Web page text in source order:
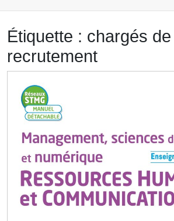
Étiquette : chargés de
recrutement